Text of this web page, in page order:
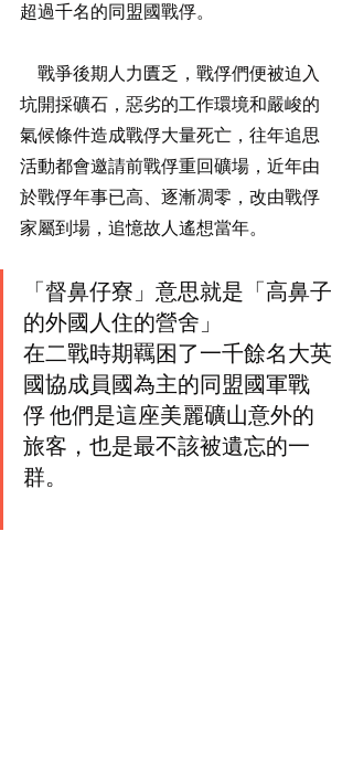
超過千名的同盟國戰俘。
坑開採礦石，惡劣的工作環境和嚴峻的
氣候條件造成戰俘大量死亡，往年追思
活動都會邀請前戰俘重回礦場，近年由
於戰俘年事已高、逐漸凋零，改由戰俘
家屬到場，追憶故人遙想當年。
「督鼻仔寮」意思就是「高鼻子
的外國人住的營舍」
在二戰時期羈困了一千餘名大英
國協成員國為主的同盟國軍戰
俘 他們是這座美麗礦山意外的
旅客，也是最不該被遺忘的一
群。